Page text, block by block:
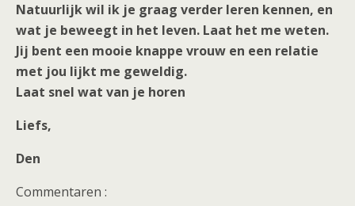
Natuurlijk wil ik je graag verder leren kennen, en
wat je beweegt in het leven. Laat het me weten.
Jij bent een mooie knappe vrouw en een relatie
met jou lijkt me geweldig.
Laat snel wat van je horen
Liefs,
Den
Commentaren :